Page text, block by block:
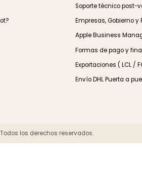
Por Mayor y
Soporte técnico
Empresas,
Exportaciones (
Envío DHL Puerta